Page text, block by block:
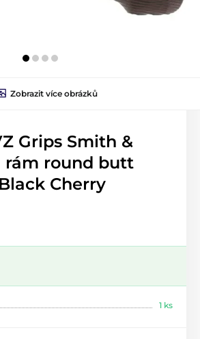
Zobrazit více obrázků
Grips Smith &
rám round butt
Cherry
1 ks